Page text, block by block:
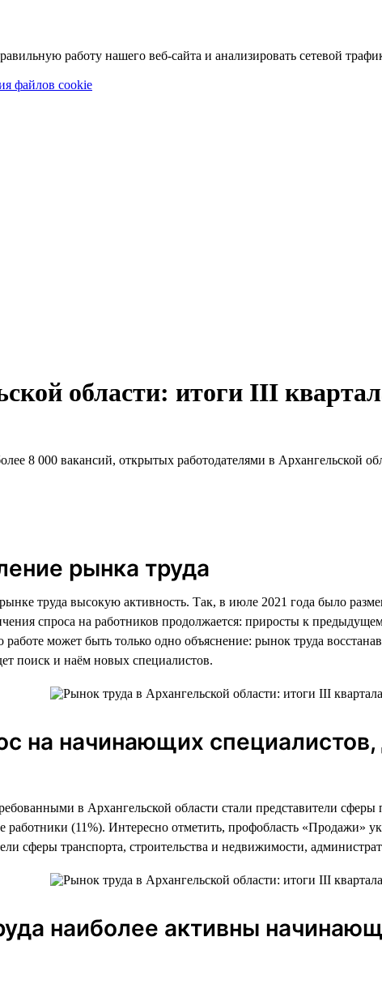
работу нашего веб-сайта и анализировать сетевой
файлов cookie
области: итоги III
8 000 вакансий, открытых работодателями в Архангельской
рынка труда
труда высокую активность. Так, в июле 2021 года было
спроса на работников продолжается: приросты к
может быть только одно объяснение: рынок труда
поиск и наём новых специалистов.
на начинающих
в Архангельской области стали представители
работники (11%). Интересно отметить, профобласть «Продажи»
сферы транспорта, строительства и недвижимости,
наиболее активны